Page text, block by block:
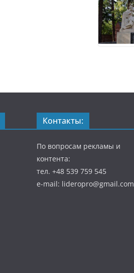
Контакты:
По вопросам рекламы и
контента:
тел. +48 539 759 545
e-mail: lideropro@gmail.com